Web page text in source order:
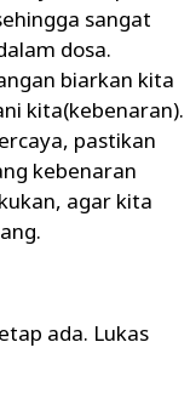
sangat
dosa.
biarkan kita
kita(kebenaran).
pastikan
kebenaran
agar kita
ada. Lukas